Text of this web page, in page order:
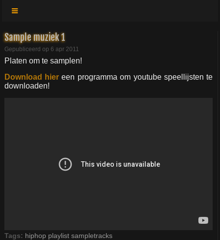
Sample muziek 1
Gepubliceerd op 6 apr 2011
Platen om te samplen!
Download hier een programma om youtube speellijsten te
downloaden!
Tags: hiphop playlist sampletracks